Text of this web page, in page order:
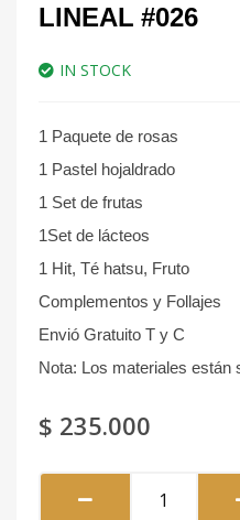
LINEAL #026
IN STOCK
1 Paquete de rosas
1 Pastel hojaldrado
1 Set de frutas
1Set de lácteos
1 Hit, Té hatsu, Fruto
Complementos y Follajes
Envió Gratuito T y C
Nota: Los materiales están
$ 235.000
#026